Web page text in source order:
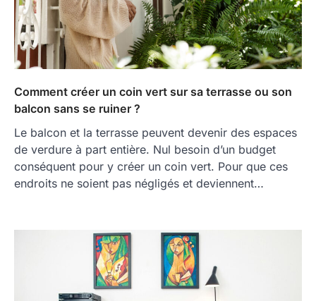
Comment créer un coin vert sur sa terrasse ou son
balcon sans se ruiner ?
Le balcon et la terrasse peuvent devenir des espaces
de verdure à part entière. Nul besoin d’un budget
conséquent pour y créer un coin vert. Pour que ces
endroits ne soient pas négligés et deviennent…